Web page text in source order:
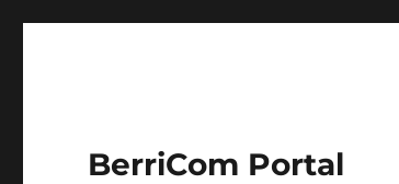
BerriCom Portal